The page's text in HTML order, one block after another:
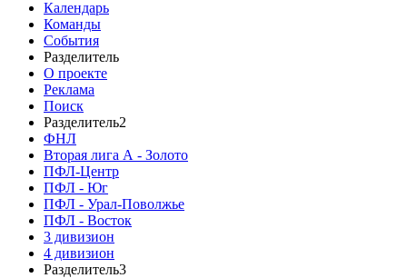
Календарь
Команды
События
Разделитель
О проекте
Реклама
Поиск
Разделитель2
ФНЛ
Вторая лига А - Золото
ПФЛ-Центр
ПФЛ - Юг
ПФЛ - Урал-Поволжье
ПФЛ - Восток
3 дивизион
4 дивизион
Разделитель3